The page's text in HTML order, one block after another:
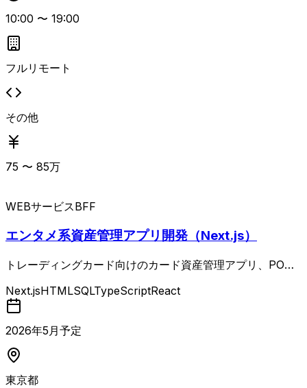
10:00 〜 19:00
フルリモート
その他
75 〜 85万
WEBサービスBFF
エンタメ系資産管理アプリ開発（Next.js）
トレーディングカード向けのカード資産管理アプリ、PO
件。 Next.js／TypeScript／MaterialUIを中心とした既存機
能の保守・改修を主担当としつつ、スキルに応じて新機能開
発や設計、品質改善など幅広い領域を担当いただきます。
将来的にはテックリードやマネジメントにも関わることがで
きるポジションで、フロントエンドを軸にサービス全体を横
Next.jsHTMLSQLTypeScriptReact
2026年5月予定
東京都